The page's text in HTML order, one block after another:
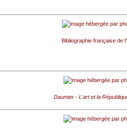
Bibliographie française de
Daumier - L'art et la